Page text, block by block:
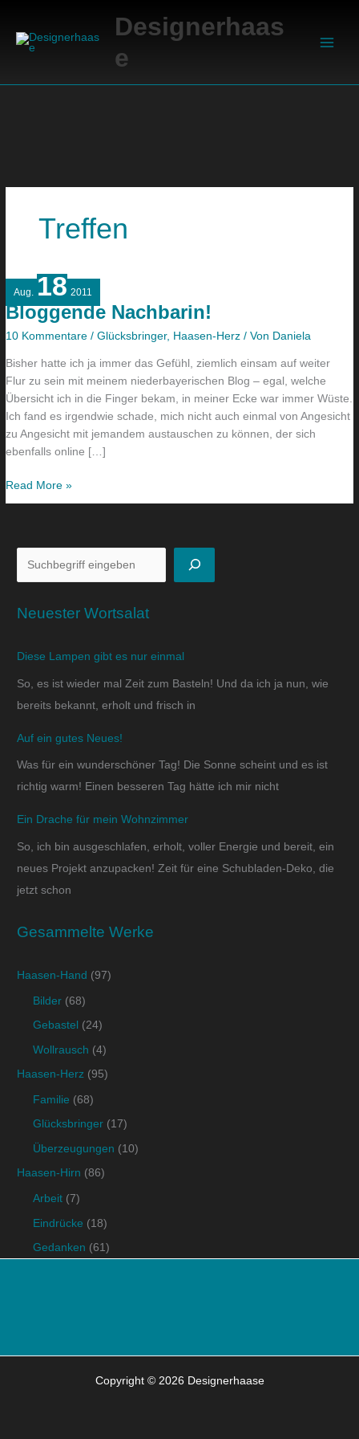
springen
Designerhaas
e
Treffen
Aug. 18 2011
Bloggende Nachbarin!
10 Kommentare /Glücksbringer, Haasen-Herz / Von Daniela
Bisher hatte ich ja immer das Gefühl, ziemlich einsam auf weiter
Flur zu sein mit meinem niederbayerischen Blog – egal, welche
Übersicht ich in die Finger bekam, in meiner Ecke war immer Wüste.
Ich fand es irgendwie schade, mich nicht auch einmal von Angesicht
zu Angesicht mit jemandem austauschen zu können, der sich
ebenfalls online […]
Bloggende
Nachbarin!
Read More »
Neuester Wortsalat
Diese Lampen gibt es nur einmal
So, es ist wieder mal Zeit zum Basteln! Und da ich ja nun, wie
bereits bekannt, erholt und frisch in
Auf ein gutes Neues!
Was für ein wunderschöner Tag! Die Sonne scheint und es ist
richtig warm! Einen besseren Tag hätte ich mir nicht
Ein Drache für mein Wohnzimmer
So, ich bin ausgeschlafen, erholt, voller Energie und bereit, ein
neues Projekt anzupacken! Zeit für eine Schubladen-Deko, die
jetzt schon
Gesammelte Werke
Haasen-Hand (97)
Bilder (68)
Gebastel (24)
Wollrausch (4)
Haasen-Herz (95)
Familie (68)
Glücksbringer (17)
Überzeugungen (10)
Haasen-Hirn (86)
Arbeit (7)
Eindrücke (18)
Gedanken (61)
Copyright © 2026 Designerhaase